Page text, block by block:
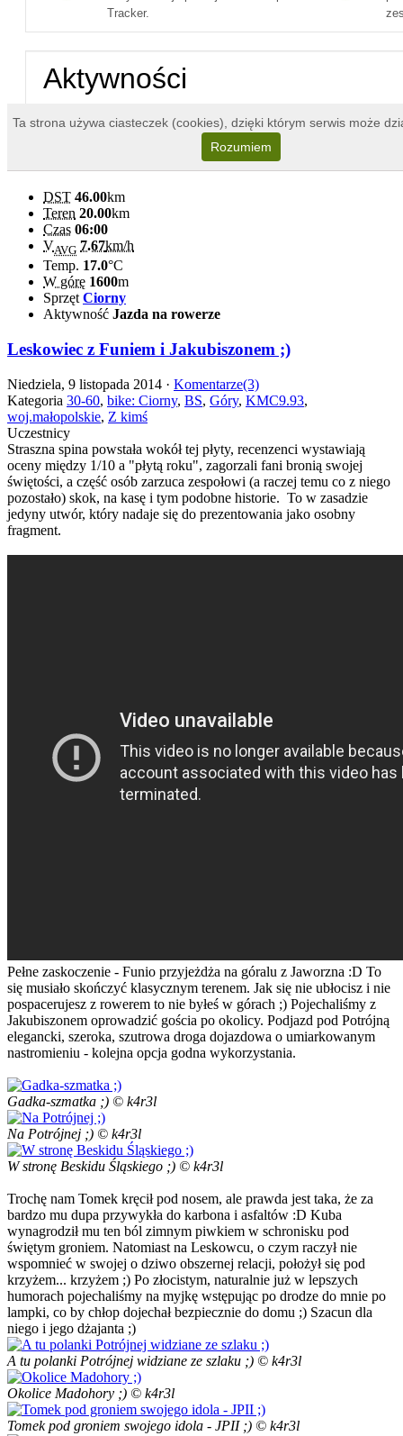
DST 46.00km
Teren 20.00km
Czas 06:00
VAVG 7.67km/h
Temp. 17.0°C
W górę 1600m
Sprzęt Ciorny
Aktywność Jazda na rowerze
Leskowiec z Funiem i Jakubiszonem ;)
Niedziela, 9 listopada 2014 · Komentarze(3)
Kategoria 30-60, bike: Ciorny, BS, Góry, KMC9.93,
woj.małopolskie, Z kimś
Uczestnicy
Straszna spina powstała wokół tej płyty, recenzenci wystawiają
oceny między 1/10 a "płytą roku", zagorzali fani bronią swojej
świętości, a część osób zarzuca zespołowi (a raczej temu co z niego
pozostało) skok, na kasę i tym podobne historie. To w zasadzie
jedyny utwór, który nadaje się do prezentowania jako osobny
fragment.
Pełne zaskoczenie - Funio przyjeżdża na góralu z Jaworzna :D To
się musiało skończyć klasycznym terenem. Jak się nie ubłocisz i nie
pospacerujesz z rowerem to nie byłeś w górach ;) Pojechaliśmy z
Jakubiszonem oprowadzić gościa po okolicy. Podjazd pod Potrójną
elegancki, szeroka, szutrowa droga dojazdowa o umiarkowanym
nastromieniu - kolejna opcja godna wykorzystania.
Gadka-szmatka ;) © k4r3l
Na Potrójnej ;) © k4r3l
W stronę Beskidu Śląskiego ;) © k4r3l
Trochę nam Tomek kręcił pod nosem, ale prawda jest taka, że za
bardzo mu dupa przywykła do karbona i asfaltów :D Kuba
wynagrodził mu ten ból zimnym piwkiem w schronisku pod
świętym groniem. Natomiast na Leskowcu, o czym raczył nie
wspomnieć w swojej o dziwo obszernej relacji, położył się pod
krzyżem... krzyżem ;) Po złocistym, naturalnie już w lepszych
humorach pojechaliśmy na myjkę wstępując po drodze do mnie po
lampki, co by chłop dojechał bezpiecznie do domu ;) Szacun dla
niego i jego dżajanta ;)
A tu polanki Potrójnej widziane ze szlaku ;) © k4r3l
Okolice Madohory ;) © k4r3l
Tomek pod groniem swojego idola - JPII ;) © k4r3l